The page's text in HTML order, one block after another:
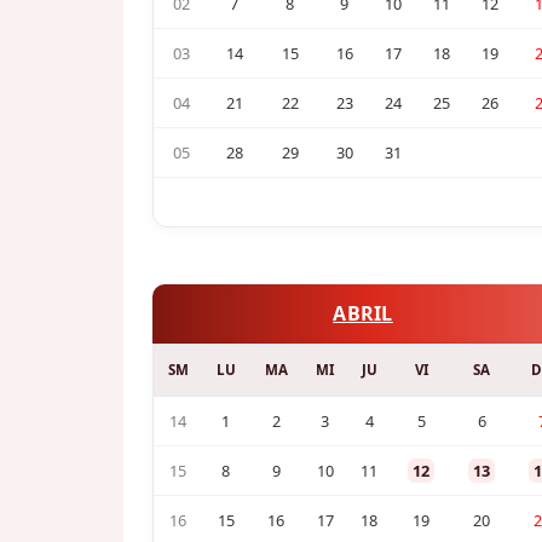
03 14 15 16 17 18 19
04 21 22 23 24 25 26
05 28 29 30 31
ABRIL
SM LU MA MI JU VI SA
14 1 2 3 4 5 6
15 8 9 10 11 12 13
16 15 16 17 18 19 20